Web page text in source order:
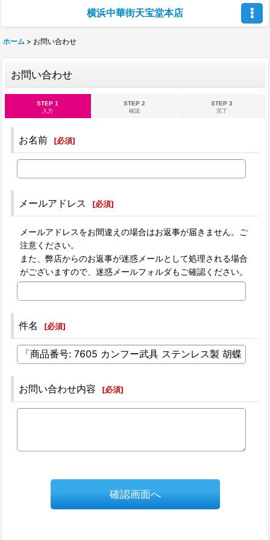
横浜中華街天宝堂本店
ホーム > お問い合わせ
お問い合わせ
STEP 1
入力
STEP 2
確認
STEP 3
完了
お名前 [必須]
メールアドレス [必須]
メールアドレスをお間違えの場合はお返事が届きません。ご
注意ください。
また、弊店からのお返事が迷惑メールとして処理される場合
がございますので、迷惑メールフォルダもご確認ください。
件名 [必須]
お問い合わせ内容 [必須]
確認画面へ